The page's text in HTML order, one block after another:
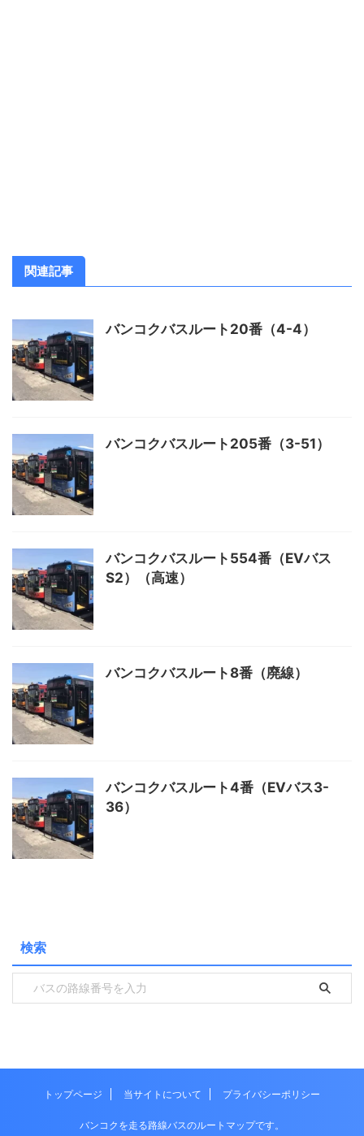
関連記事
バンコクバスルート20番（4-4）
バンコクバスルート205番（3-51）
バンコクバスルート554番（EVバス
S2）（高速）
バンコクバスルート8番（廃線）
バンコクバスルート4番（EVバス3-
36）
検索
トップページ 当サイトについて プライバシーポリシー
バンコクを走る路線バスのルートマップです。